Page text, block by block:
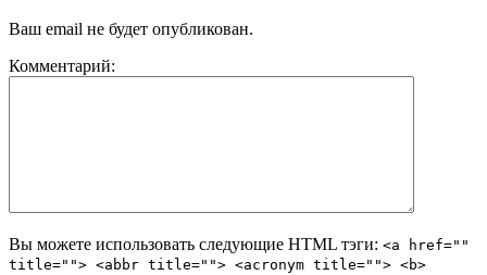
Ваш email не будет опубликован.
Комментарий:
Вы можете использовать следующие HTML тэги: <a href=""
title=""> <abbr title=""> <acronym title=""> <b>